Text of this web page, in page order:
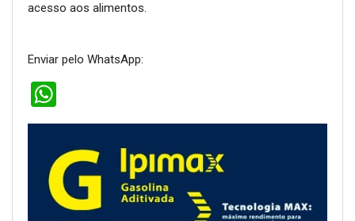
acesso aos alimentos.
Enviar pelo WhatsApp: